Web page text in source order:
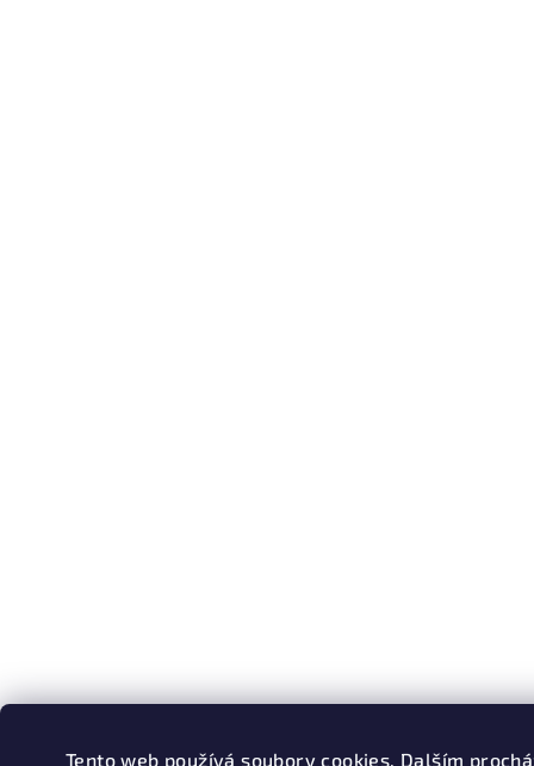
Tento web používá soubory cookies. Dalším